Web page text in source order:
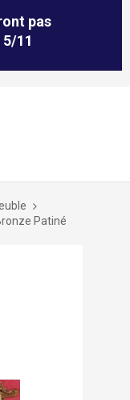
pas
11
Patiné